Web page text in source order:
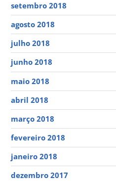
setembro 2018
agosto 2018
julho 2018
junho 2018
maio 2018
abril 2018
março 2018
fevereiro 2018
janeiro 2018
dezembro 2017